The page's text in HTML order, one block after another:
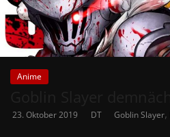
Anime
23. Oktober 2019 DT Goblin Slayer,